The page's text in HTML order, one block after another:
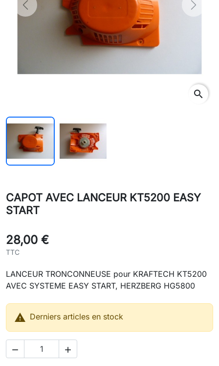
Previous Next
search
CAPOT AVEC LANCEUR KT5200 EASY
START
28,00 €
TTC
LANCEUR TRONCONNEUSE pour KRAFTECH KT5200
AVEC SYSTEME EASY START, HERZBERG HG5800
 Derniers articles en stock
 